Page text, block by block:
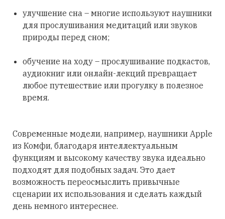
улучшение сна – многие используют наушники
для прослушивания медитаций или звуков
природы перед сном;
обучение на ходу – прослушивание подкастов,
аудиокниг или онлайн-лекций превращает
любое путешествие или прогулку в полезное
время.
Современные модели, например, наушники Apple
из Комфи, благодаря интеллектуальным
функциям и высокому качеству звука идеально
подходят для подобных задач. Это дает
возможность переосмыслить привычные
сценарии их использования и сделать каждый
день немного интереснее.